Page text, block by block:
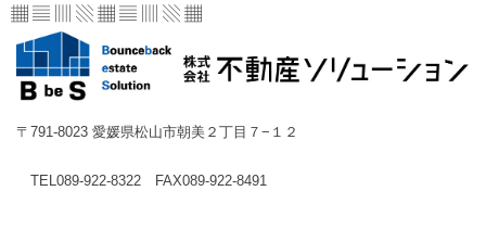
▦ ▤ ▥ ▧ ▦ ▤ ▥ ▧ ▦
〒791-8023 愛媛県松山市朝美２丁目７−１２
TEL089-922-8322 FAX089-922-8491